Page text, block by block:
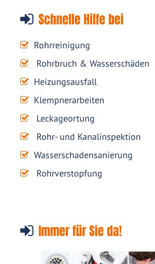
Schnelle Hilfe bei
Rohrreinigung
Rohrbruch & Wasserschäden
Heizungsausfall
Klempnerarbeiten
Leckageortung
Rohr- und Kanalinspektion
Wasserschadensanierung
Rohrverstopfung
Immer für Sie da!